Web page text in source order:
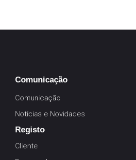
Comunicação
Comunicação
Notícias e Novidades
Registo
Cliente